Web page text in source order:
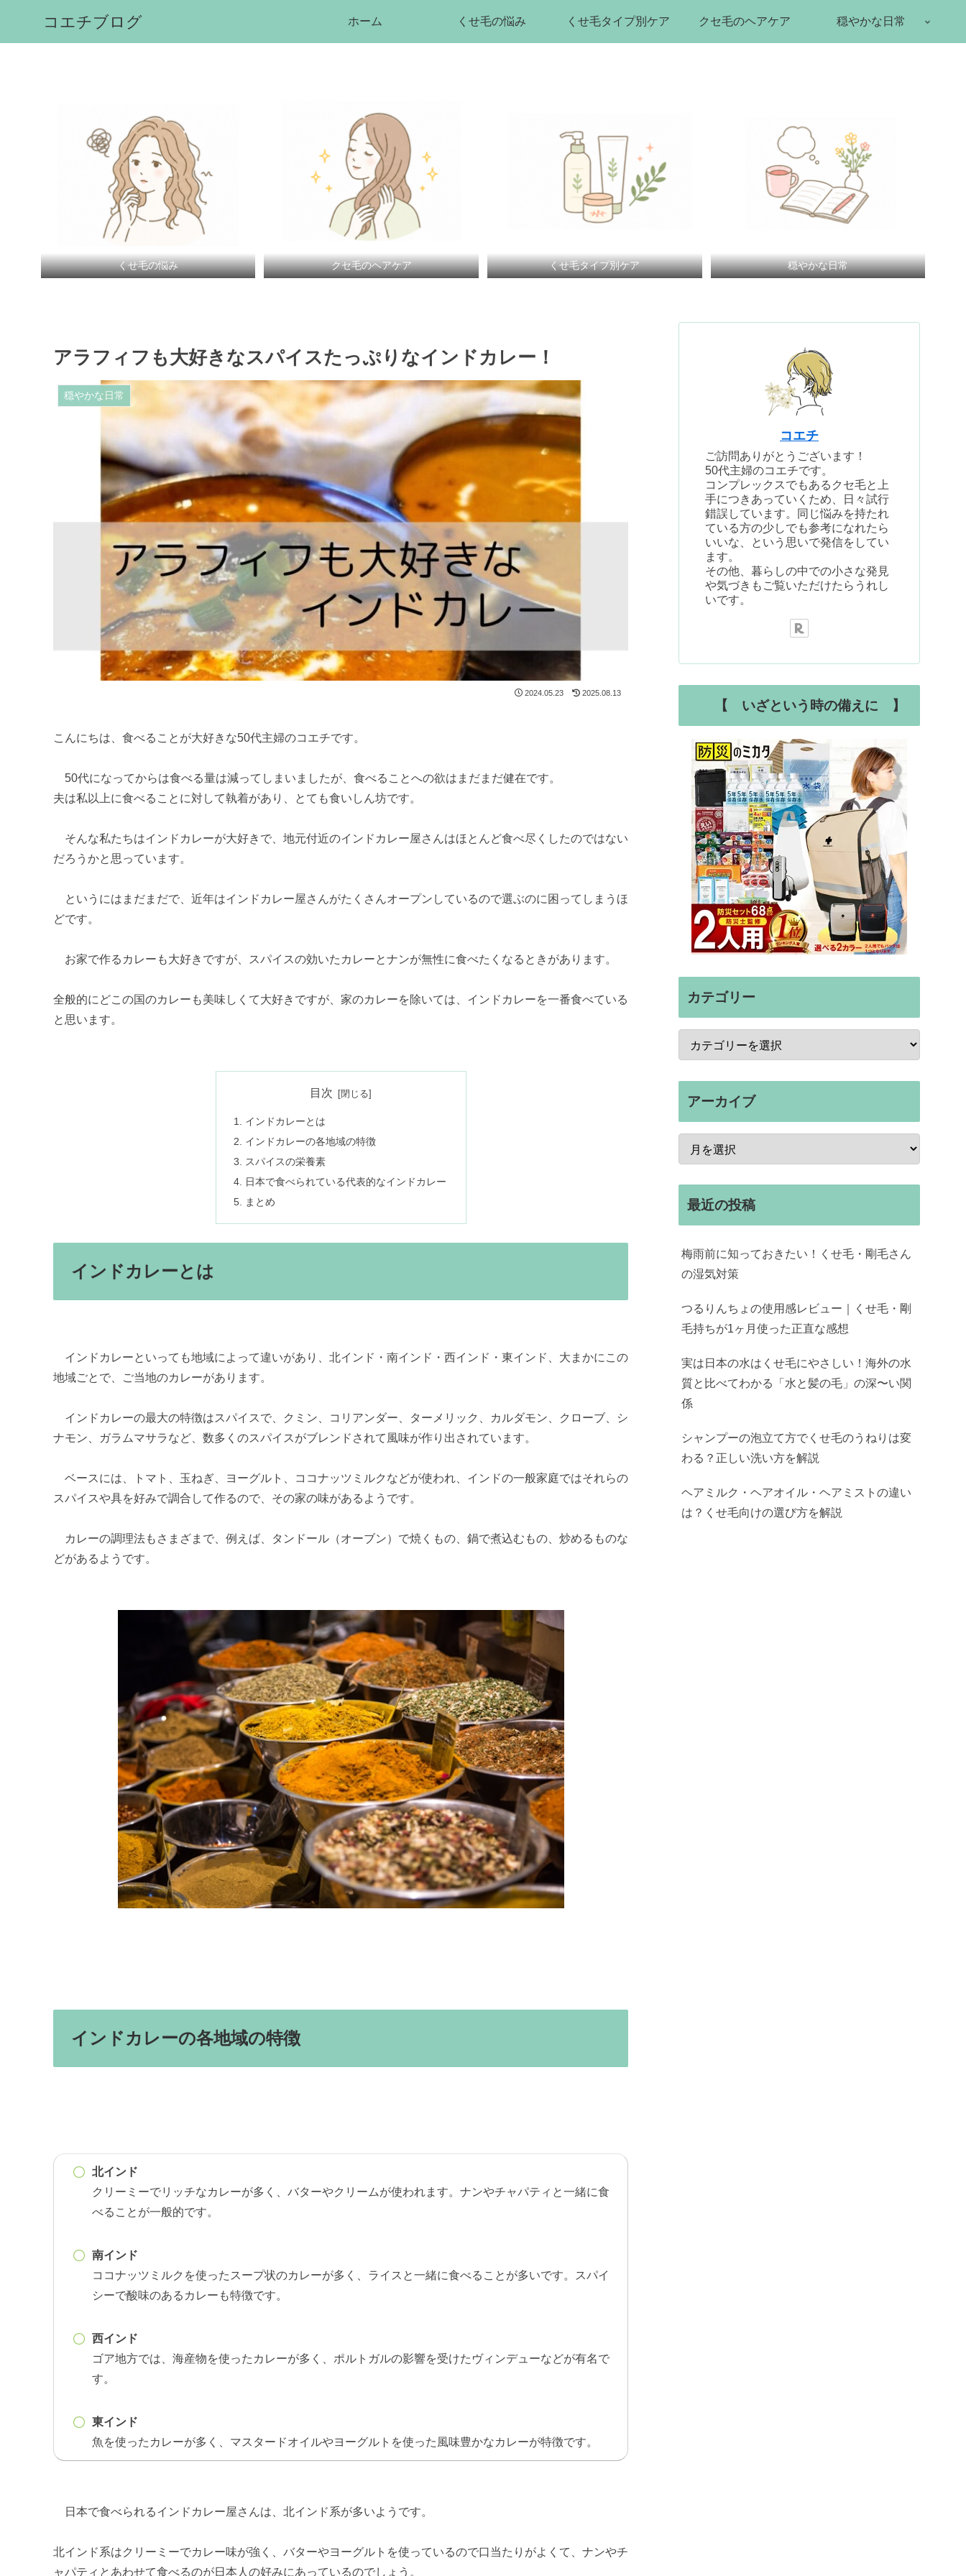
コエチブログ ホーム くせ毛の悩み くせ毛タイプ別ケア クセ毛のヘアケア 穏やかな日常
くせ毛の悩み クセ毛のヘアケア くせ毛タイプ別ケア 穏やかな日常
アラフィフも大好きなスパイスたっぷりなインドカレー！
穏やかな日常
2024.05.23 2025.08.13
こんにちは、食べることが大好きな50代主婦のコエチです。
50代になってからは食べる量は減ってしまいましたが、食べることへの欲はまだまだ健在です。
夫は私以上に食べることに対して執着があり、とても食いしん坊です。
そんな私たちはインドカレーが大好きで、地元付近のインドカレー屋さんはほとんど食べ尽くしたのではない
だろうかと思っています。
というにはまだまだで、近年はインドカレー屋さんがたくさんオープンしているので選ぶのに困ってしまうほ
どです。
お家で作るカレーも大好きですが、スパイスの効いたカレーとナンが無性に食べたくなるときがあります。
全般的にどこの国のカレーも美味しくて大好きですが、家のカレーを除いては、インドカレーを一番食べている
と思います。
目次
インドカレーとは
インドカレーの各地域の特徴
スパイスの栄養素
日本で食べられている代表的なインドカレー
まとめ
インドカレーとは
インドカレーといっても地域によって違いがあり、北インド・南インド・西インド・東インド、大まかにこの
地域ごとで、ご当地のカレーがあります。
インドカレーの最大の特徴はスパイスで、クミン、コリアンダー、ターメリック、カルダモン、クローブ、シ
ナモン、ガラムマサラなど、数多くのスパイスがブレンドされて風味が作り出されています。
ベースには、トマト、玉ねぎ、ヨーグルト、ココナッツミルクなどが使われ、インドの一般家庭ではそれらの
スパイスや具を好みで調合して作るので、その家の味があるようです。
カレーの調理法もさまざまで、例えば、タンドール（オーブン）で焼くもの、鍋で煮込むもの、炒めるものな
どがあるようです。
インドカレーの各地域の特徴
北インド
クリーミーでリッチなカレーが多く、バターやクリームが使われます。ナンやチャパティと一緒に食
べることが一般的です。
南インド
ココナッツミルクを使ったスープ状のカレーが多く、ライスと一緒に食べることが多いです。スパイ
シーで酸味のあるカレーも特徴です。
西インド
ゴア地方では、海産物を使ったカレーが多く、ポルトガルの影響を受けたヴィンデューなどが有名で
す。
東インド
魚を使ったカレーが多く、マスタードオイルやヨーグルトを使った風味豊かなカレーが特徴です。
日本で食べられるインドカレー屋さんは、北インド系が多いようです。
北インド系はクリーミーでカレー味が強く、バターやヨーグルトを使っているので口当たりがよくて、ナンやチ
ャパティとあわせて食べるのが日本人の好みにあっているのでしょう。
コエチ
ご訪問ありがとうございます！
50代主婦のコエチです。
コンプレックスでもあるクセ毛と上
手につきあっていくため、日々試行
錯誤しています。同じ悩みを持たれ
ている方の少しでも参考になれたら
いいな、という思いで発信をしてい
ます。
その他、暮らしの中での小さな発見
や気づきもご覧いただけたらうれし
いです。
【 いざという時の備えに 】
カテゴリー
アーカイブ
最近の投稿
梅雨前に知っておきたい！くせ毛・剛毛さん
の湿気対策
つるりんちょの使用感レビュー｜くせ毛・剛
毛持ちが1ヶ月使った正直な感想
実は日本の水はくせ毛にやさしい！海外の水
質と比べてわかる「水と髪の毛」の深〜い関
係
シャンプーの泡立て方でくせ毛のうねりは変
わる？正しい洗い方を解説
ヘアミルク・ヘアオイル・ヘアミストの違い
は？くせ毛向けの選び方を解説